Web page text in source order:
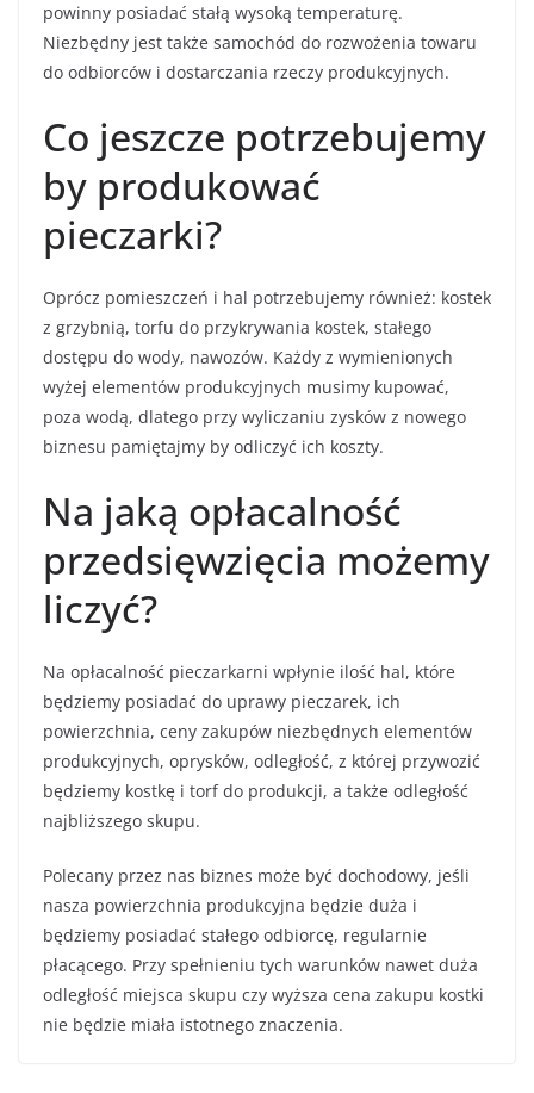
powinny posiadać stałą wysoką temperaturę.
Niezbędny jest także samochód do rozwożenia towaru
do odbiorców i dostarczania rzeczy produkcyjnych.
Co jeszcze potrzebujemy
by produkować
pieczarki?
Oprócz pomieszczeń i hal potrzebujemy również: kostek
z grzybnią, torfu do przykrywania kostek, stałego
dostępu do wody, nawozów. Każdy z wymienionych
wyżej elementów produkcyjnych musimy kupować,
poza wodą, dlatego przy wyliczaniu zysków z nowego
biznesu pamiętajmy by odliczyć ich koszty.
Na jaką opłacalność
przedsięwzięcia możemy
liczyć?
Na opłacalność pieczarkarni wpłynie ilość hal, które
będziemy posiadać do uprawy pieczarek, ich
powierzchnia, ceny zakupów niezbędnych elementów
produkcyjnych, oprysków, odległość, z której przywozić
będziemy kostkę i torf do produkcji, a także odległość
najbliższego skupu.
Polecany przez nas biznes może być dochodowy, jeśli
nasza powierzchnia produkcyjna będzie duża i
będziemy posiadać stałego odbiorcę, regularnie
płacącego. Przy spełnieniu tych warunków nawet duża
odległość miejsca skupu czy wyższa cena zakupu kostki
nie będzie miała istotnego znaczenia.